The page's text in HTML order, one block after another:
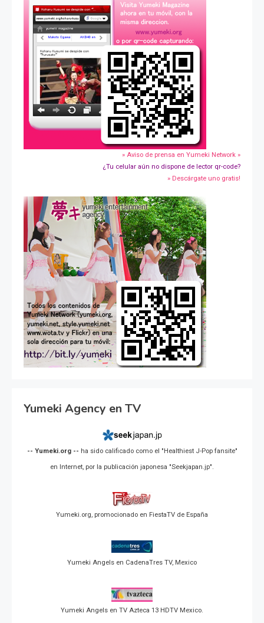
» Aviso de prensa en Yumeki Network »
¿Tu celular aún no dispone de lector qr-code?
» Descárgate uno gratis!
Yumeki Agency en TV
-- Yumeki.org -- ha sido calificado como el "Healthiest J-Pop fansite"
en Internet, por la publicación japonesa "Seekjapan.jp".
Yumeki.org, promocionado en FiestaTV de España
Yumeki Angels en CadenaTres TV, Mexico
Yumeki Angels en TV Azteca 13 HDTV Mexico.